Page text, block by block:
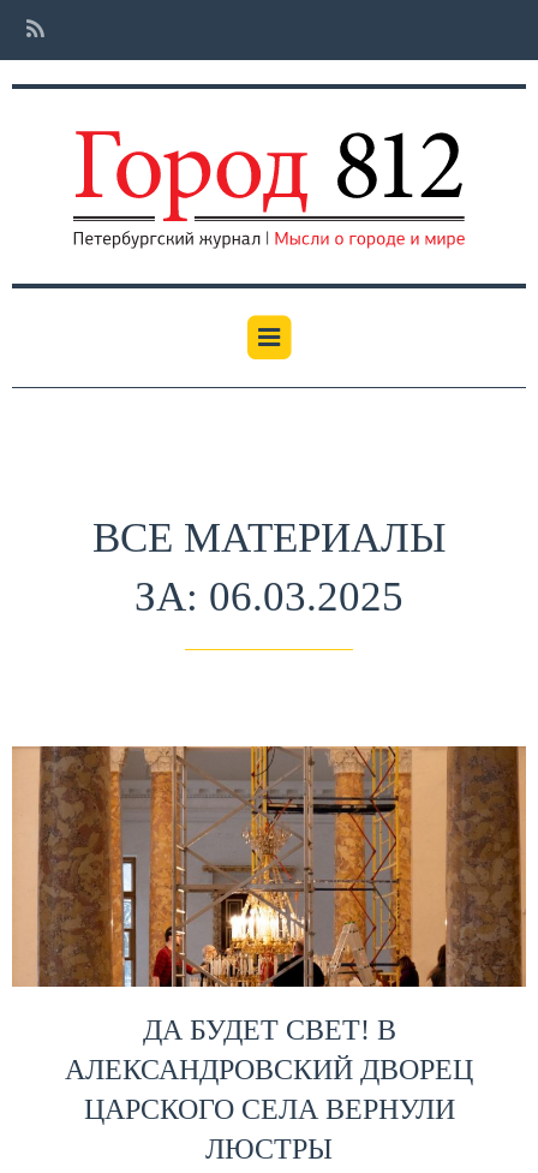
ВСЕ МАТЕРИАЛЫ
ЗА: 06.03.2025
ДА БУДЕТ СВЕТ! В
АЛЕКСАНДРОВСКИЙ ДВОРЕЦ
ЦАРСКОГО СЕЛА ВЕРНУЛИ
ЛЮСТРЫ